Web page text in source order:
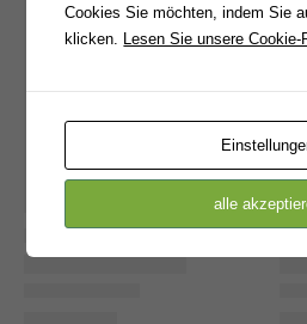
Cookies Sie möchten, indem Sie
klicken. Lesen Sie unsere Cookie-
alle